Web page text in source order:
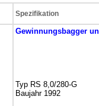
Spezifikation
Gewinnungsbagger
Typ RS 8,0/280-G
Baujahr 1992